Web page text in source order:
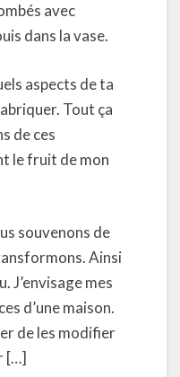
avec
dans la vase.
aspects de ta
Tout ça
de ces
le fruit de mon
souvenons de
Ainsi
J’envisage mes
d’une maison.
de les modifier
[…]